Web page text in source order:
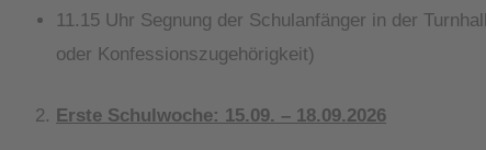
11.15 Uhr Segnung der Schulanfänger in der
oder Konfessionszugehörigkeit)
Erste Schulwoche: 15.09. – 18.09.2026